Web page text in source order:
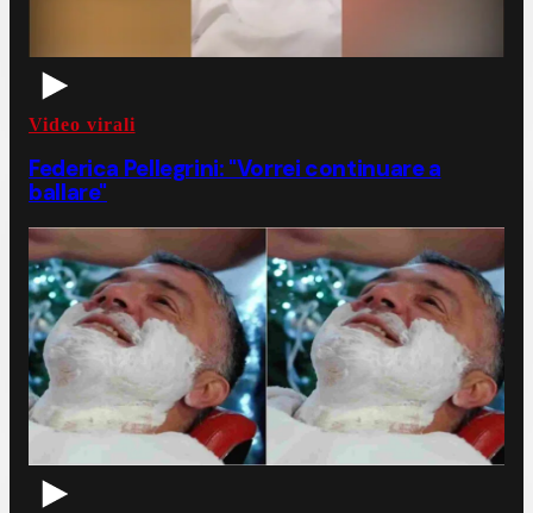
Video virali
Federica Pellegrini: "Vorrei continuare a
ballare"